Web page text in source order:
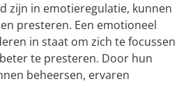
zijn in emotieregulatie, kunnen
presteren. Een emotioneel
in staat om zich te focussen
te presteren. Door hun
beheersen, ervaren